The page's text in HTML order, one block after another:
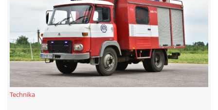
© 2026 eStránky.sk|Aktualizované 22. 7. 2026|Hore ↑
Technika